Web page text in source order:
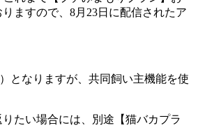
ますので、8月23日に配信されたア
となりますが、共同飼い主機能を使
たい場合には、別途【猫バカプラ